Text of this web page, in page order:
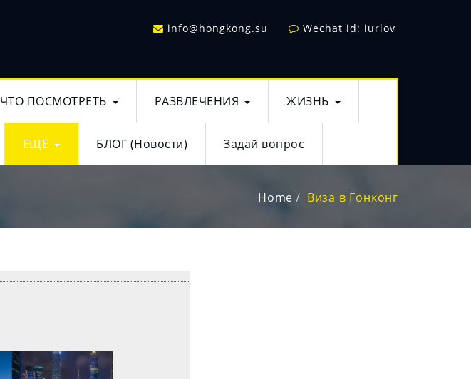
info@hongkong.su Wechat id: iurlov
ЧТО ПОСМОТРЕТЬ РАЗВЛЕЧЕНИЯ ЖИЗНЬ
ЕЩЕ БЛОГ (Новости) Задай вопрос
Home Виза в Гонконг